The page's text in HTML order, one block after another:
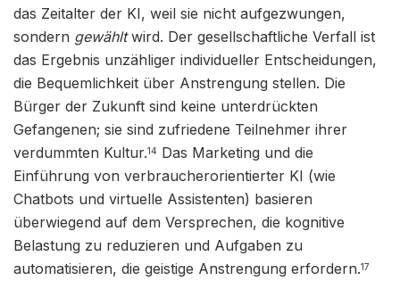
das Zeitalter der KI, weil sie nicht aufgezwungen,
sondern gewähltwird. Der gesellschaftliche Verfall ist
das Ergebnis unzähliger individueller Entscheidungen,
die Bequemlichkeit über Anstrengung stellen. Die
Bürger der Zukunft sind keine unterdrückten
Gefangenen; sie sind zufriedene Teilnehmer ihrer
verdummten Kultur.14 Das Marketing und die
Einführung von verbraucherorientierter KI (wie
Chatbots und virtuelle Assistenten) basieren
überwiegend auf dem Versprechen, die kognitive
Belastung zu reduzieren und Aufgaben zu
automatisieren, die geistige Anstrengung erfordern.17